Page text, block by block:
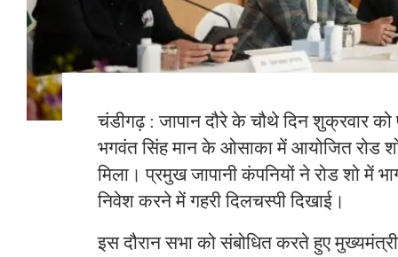
चंडीगढ़ : जापान दौरे के चौथे दिन शुक्रवार
भगवंत सिंह मान के ओसाका में आयोजित रोड शो
मिला। प्रमुख जापानी कंपनियों ने रोड शो में
निवेश करने में गहरी दिलचस्पी दिखाई।
इस दौरान सभा को संबोधित करते हुए